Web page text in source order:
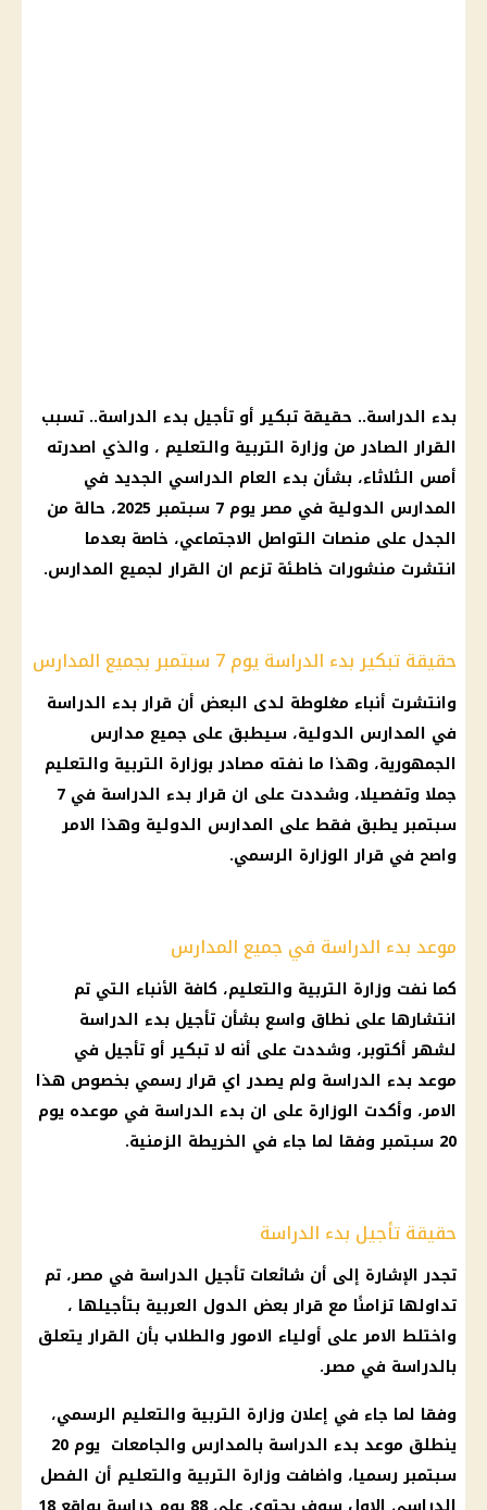
بدء الدراسة.. حقيقة تبكير أو تأجيل بدء الدراسة.. تسبب
القرار الصادر من وزارة التربية والتعليم ، والذي اصدرته
أمس الثلاثاء، بشأن بدء العام الدراسي الجديد في
المدارس الدولية في مصر يوم 7 سبتمبر 2025، حالة من
الجدل على منصات التواصل الاجتماعي، خاصة بعدما
انتشرت منشورات خاطئة تزعم ان القرار لجميع المدارس.
حقيقة تبكير بدء الدراسة يوم 7 سبتمبر بجميع المدارس
وانتشرت أنباء مغلوطة لدى البعض أن قرار بدء الدراسة
في المدارس الدولية، سيطبق على جميع مدارس
الجمهورية، وهذا ما نفته مصادر بوزارة التربية والتعليم
جملا وتفصيلا، وشددت على ان قرار بدء الدراسة في 7
سبتمبر يطبق فقط على المدارس الدولية وهذا الامر
واصح في قرار الوزارة الرسمي.
موعد بدء الدراسة في جميع المدارس
كما نفت وزارة التربية والتعليم، كافة الأنباء التي تم
انتشارها على نطاق واسع بشأن تأجيل بدء الدراسة
لشهر أكتوبر، وشددت على أنه لا تبكير أو تأجيل في
موعد بدء الدراسة ولم يصدر اي قرار رسمي بخصوص هذا
الامر، وأكدت الوزارة على ان بدء الدراسة في موعده يوم
20 سبتمبر وفقا لما جاء في الخريطة الزمنية.
حقيقة تأجيل بدء الدراسة
تجدر الإشارة إلى أن شائعات تأجيل الدراسة في مصر، تم
تداولها تزامنًا مع قرار بعض الدول العربية بتأجيلها ،
واختلط الامر على أولياء الامور والطلاب بأن القرار يتعلق
بالدراسة في مصر.
وفقا لما جاء في إعلان وزارة التربية والتعليم الرسمي،
ينطلق موعد بدء الدراسة بالمدارس والجامعات يوم 20
سبتمبر رسميا، واضافت وزارة التربية والتعليم أن الفصل